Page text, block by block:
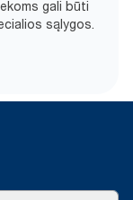
gali būti
sąlygos.